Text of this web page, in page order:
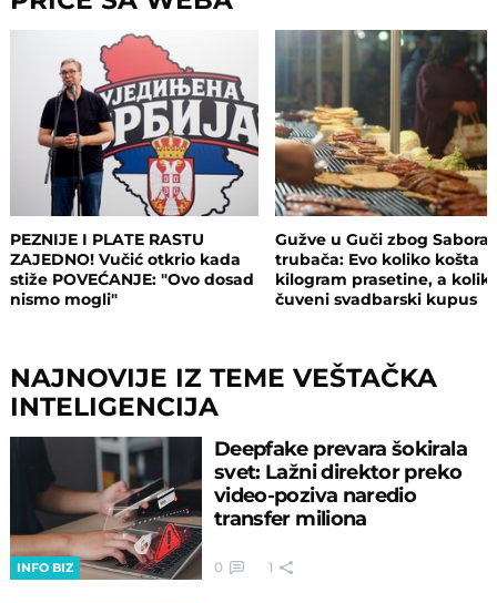
PEZNIJE I PLATE RASTU
ZAJEDNO! Vučić otkrio kada
stiže POVEĆANJE: "Ovo dosad
nismo mogli"
Gužve u Guči zbog Sabora
trubača: Evo koliko košta
kilogram prasetine, a
čuveni svadbarski kupus
NAJNOVIJE IZ TEME VEŠTAČKA
INTELIGENCIJA
INFO BIZ
Deepfake prevara šokirala
svet: Lažni direktor preko
video-poziva naredio
transfer miliona
0 1